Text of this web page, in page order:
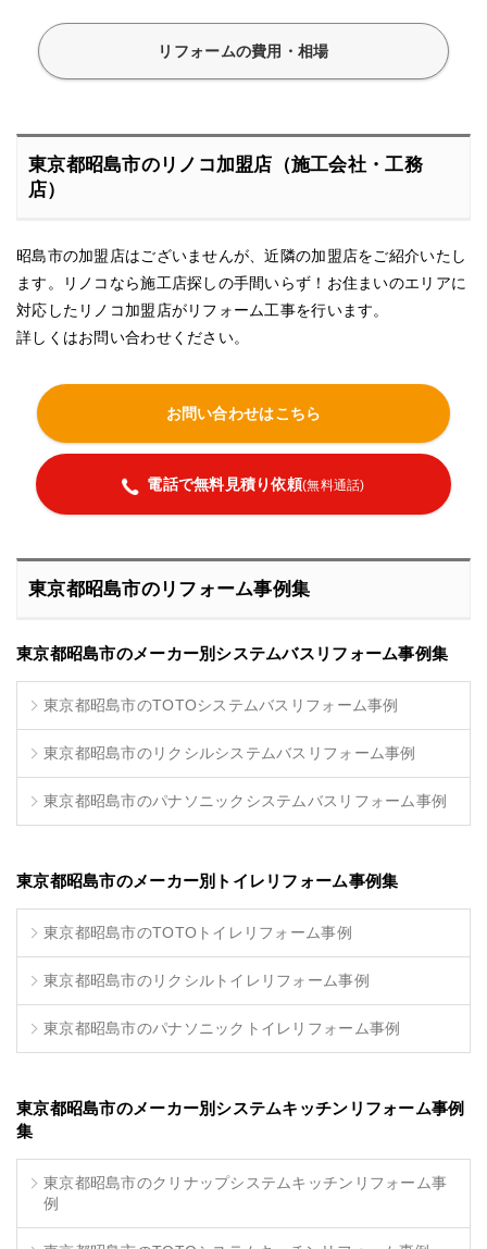
リフォームの費用・相場
東京都昭島市のリノコ加盟店（施工会社・工務
店）
昭島市の加盟店はございませんが、近隣の加盟店をご紹介いたし
ます。リノコなら施工店探しの手間いらず！お住まいのエリアに
対応したリノコ加盟店がリフォーム工事を行います。
詳しくはお問い合わせください。
お問い合わせはこちら
電話で無料見積り依頼(無料通話)
東京都昭島市のリフォーム事例集
東京都昭島市のメーカー別システムバスリフォーム事例集
東京都昭島市のTOTOシステムバスリフォーム事例
東京都昭島市のリクシルシステムバスリフォーム事例
東京都昭島市のパナソニックシステムバスリフォーム事例
東京都昭島市のメーカー別トイレリフォーム事例集
東京都昭島市のTOTOトイレリフォーム事例
東京都昭島市のリクシルトイレリフォーム事例
東京都昭島市のパナソニックトイレリフォーム事例
東京都昭島市のメーカー別システムキッチンリフォーム事例
集
東京都昭島市のクリナップシステムキッチンリフォーム事
例